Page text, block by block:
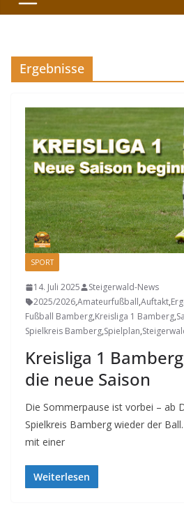
Ergebnisse
SPORT
14. Juli 2025
Steigerwald-News
2025/2026,Amateurfußball,Auftakt,
Fußball Bamberg,Kreisliga 1 Bamberg,
Spielkreis Bamberg,Spielplan,
Kreisliga 1
die neue Saison
Die Sommerpause ist vorbei – ab
Spielkreis Bamberg wieder der
mit einer
Weiterlesen